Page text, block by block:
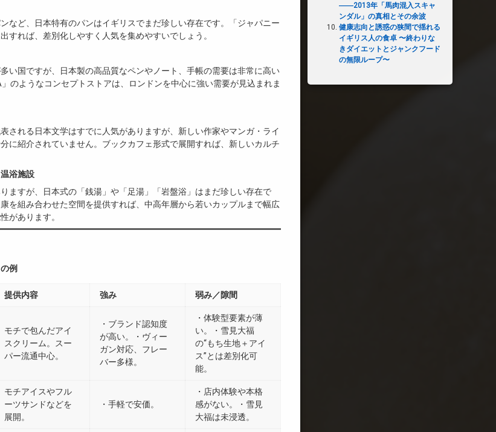
など、日本特有のパンはイギリスでまだ珍しい存在です。「ジャパニー
すれば、差別化しやすく人気を集めやすいでしょう。
い国ですが、日本製の高品質なペンやノート、手帳の需要は非常に高い
のようなコンセプトストアは、ロンドンを中心に強い需要が見込まれま
される日本文学はすでに人気がありますが、新しい作家やマンガ・ライ
に紹介されていません。ブックカフェ形式で展開すれば、新しいカルチ
浴施設
ますが、日本式の「銭湯」や「足湯」「岩盤浴」はまだ珍しい存在で
を組み合わせた空間を提供すれば、中高年層から若いカップルまで幅広
があります。
例
提供内容 強み 弱み／隙間
モチで包んだアイ
スクリーム。スー
パー流通中心。
・ブランド認知度
が高い。・ヴィー
ガン対応、フレー
バー多様。
・体験型要素が薄
い。・雪見大福
の“もち生地＋アイ
ス”とは差別化可
能。
モチアイスやフル
ーツサンドなどを
展開。
・手軽で安価。
・店内体験や本格
感がない。・雪見
大福は未浸透。
――2013年「馬肉混入スキャ
ンダル」の真相とその余波
健康志向と誘惑の狭間で揺れる
イギリス人の食卓 〜終わりな
きダイエットとジャンクフード
の無限ループ〜